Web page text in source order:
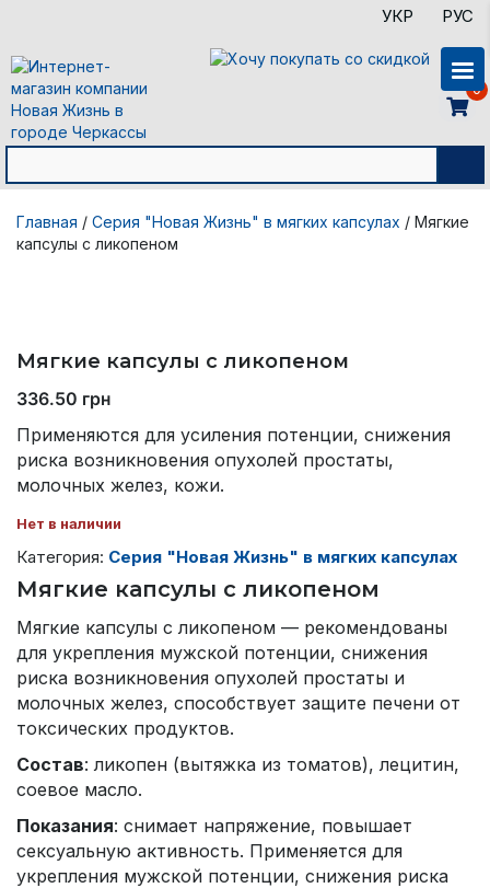
УКР РУС
0
Главная / Серия "Новая Жизнь" в мягких капсулах / Мягкие
капсулы с ликопеном
Мягкие капсулы с ликопеном
336.50 грн
Применяются для усиления потенции, снижения
риска возникновения опухолей простаты,
молочных желез, кожи.
Нет в наличии
Категория: Серия "Новая Жизнь" в мягких капсулах
Мягкие капсулы с ликопеном
Мягкие капсулы с ликопеном — рекомендованы
для укрепления мужской потенции, снижения
риска возникновения опухолей простаты и
молочных желез, способствует защите печени от
токсических продуктов.
Состав: ликопен (вытяжка из томатов), лецитин,
соевое масло.
Показания: снимает напряжение, повышает
сексуальную активность. Применяется для
укрепления мужской потенции, снижения риска